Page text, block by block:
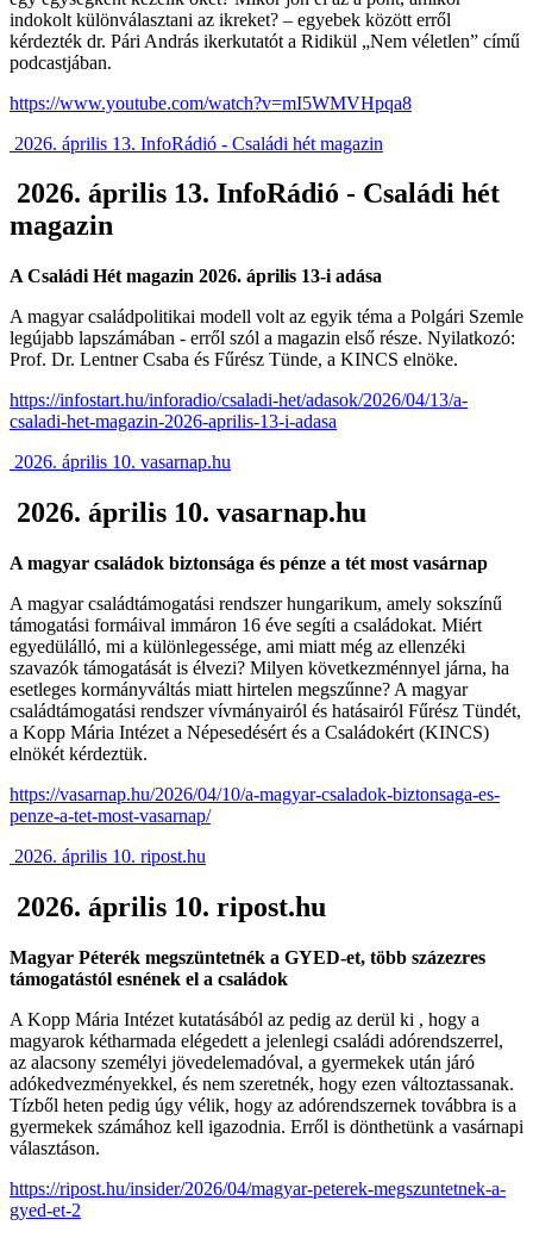
indokolt különválasztani az ikreket? – egyebek között erről
kérdezték dr. Pári András ikerkutatót a Ridikül „Nem véletlen” című
podcastjában.
https://www.youtube.com/watch?v=mI5WMVHpqa8
2026. április 13. InfoRádió - Családi hét magazin
2026. április 13. InfoRádió - Családi hét
magazin
A Családi Hét magazin 2026. április 13-i adása
A magyar családpolitikai modell volt az egyik téma a Polgári Szemle
legújabb lapszámában - erről szól a magazin első része. Nyilatkozó:
Prof. Dr. Lentner Csaba és Fűrész Tünde, a KINCS elnöke.
https://infostart.hu/inforadio/csaladi-het/adasok/2026/04/13/a-
csaladi-het-magazin-2026-aprilis-13-i-adasa
2026. április 10. vasarnap.hu
2026. április 10. vasarnap.hu
A magyar családok biztonsága és pénze a tét most vasárnap
A magyar családtámogatási rendszer hungarikum, amely sokszínű
támogatási formáival immáron 16 éve segíti a családokat. Miért
egyedülálló, mi a különlegessége, ami miatt még az ellenzéki
szavazók támogatását is élvezi? Milyen következménnyel járna, ha
esetleges kormányváltás miatt hirtelen megszűnne? A magyar
családtámogatási rendszer vívmányairól és hatásairól Fűrész Tündét,
a Kopp Mária Intézet a Népesedésért és a Családokért (KINCS)
elnökét kérdeztük.
https://vasarnap.hu/2026/04/10/a-magyar-csaladok-biztonsaga-es-
penze-a-tet-most-vasarnap/
2026. április 10. ripost.hu
2026. április 10. ripost.hu
Magyar Péterék megszüntetnék a GYED-et, több százezres
támogatástól esnének el a családok
A Kopp Mária Intézet kutatásából az pedig az derül ki , hogy a
magyarok kétharmada elégedett a jelenlegi családi adórendszerrel,
az alacsony személyi jövedelemadóval, a gyermekek után járó
adókedvezményekkel, és nem szeretnék, hogy ezen változtassanak.
Tízből heten pedig úgy vélik, hogy az adórendszernek továbbra is a
gyermekek számához kell igazodnia. Erről is dönthetünk a vasárnapi
választáson.
https://ripost.hu/insider/2026/04/magyar-peterek-megszuntetnek-a-
gyed-et-2